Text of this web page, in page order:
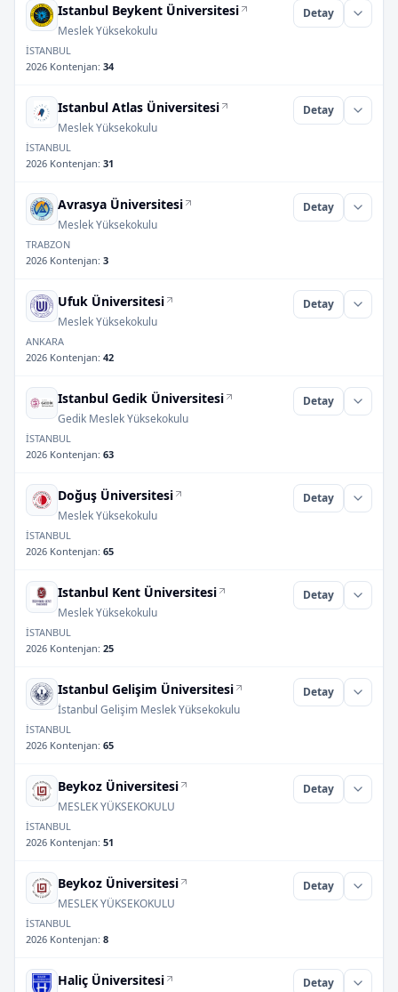
Istanbul Beykent Üniversitesi
Meslek Yüksekokulu
Detay
İSTANBUL
2026 Kontenjan: 34
Istanbul Atlas Üniversitesi
Meslek Yüksekokulu
Detay
İSTANBUL
2026 Kontenjan: 31
Avrasya Üniversitesi
Meslek Yüksekokulu
Detay
TRABZON
2026 Kontenjan: 3
Ufuk Üniversitesi
Meslek Yüksekokulu
Detay
ANKARA
2026 Kontenjan: 42
Istanbul Gedik Üniversitesi
Gedik Meslek Yüksekokulu
Detay
İSTANBUL
2026 Kontenjan: 63
Doğuş Üniversitesi
Meslek Yüksekokulu
Detay
İSTANBUL
2026 Kontenjan: 65
Istanbul Kent Üniversitesi
Meslek Yüksekokulu
Detay
İSTANBUL
2026 Kontenjan: 25
Istanbul Gelişim Üniversitesi
İstanbul Gelişim Meslek Yüksekokulu
Detay
İSTANBUL
2026 Kontenjan: 65
Beykoz Üniversitesi
MESLEK YÜKSEKOKULU
Detay
İSTANBUL
2026 Kontenjan: 51
Beykoz Üniversitesi
MESLEK YÜKSEKOKULU
Detay
İSTANBUL
2026 Kontenjan: 8
Haliç Üniversitesi Detay